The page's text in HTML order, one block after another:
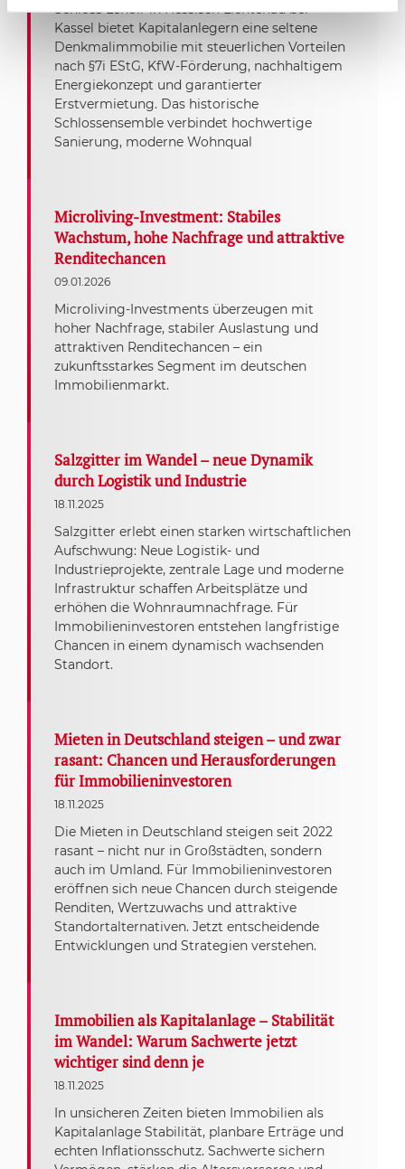
Schloss Lenoir in Hessisch Lichtenau bei
Kassel bietet Kapitalanlegern eine seltene
Denkmalimmobilie mit steuerlichen Vorteilen
nach §7i EStG, KfW-Förderung, nachhaltigem
Energiekonzept und garantierter
Erstvermietung. Das historische
Schlossensemble verbindet hochwertige
Sanierung, moderne Wohnqual
Microliving-Investment: Stabiles
Wachstum, hohe Nachfrage und attraktive
Renditechancen
09.01.2026
Microliving-Investments überzeugen mit
hoher Nachfrage, stabiler Auslastung und
attraktiven Renditechancen – ein
zukunftsstarkes Segment im deutschen
Immobilienmarkt.
Salzgitter im Wandel – neue Dynamik
durch Logistik und Industrie
18.11.2025
Salzgitter erlebt einen starken wirtschaftlichen
Aufschwung: Neue Logistik- und
Industrieprojekte, zentrale Lage und moderne
Infrastruktur schaffen Arbeitsplätze und
erhöhen die Wohnraumnachfrage. Für
Immobilieninvestoren entstehen langfristige
Chancen in einem dynamisch wachsenden
Standort.
Mieten in Deutschland steigen – und zwar
rasant: Chancen und Herausforderungen
für Immobilieninvestoren
18.11.2025
Die Mieten in Deutschland steigen seit 2022
rasant – nicht nur in Großstädten, sondern
auch im Umland. Für Immobilieninvestoren
eröffnen sich neue Chancen durch steigende
Renditen, Wertzuwachs und attraktive
Standortalternativen. Jetzt entscheidende
Entwicklungen und Strategien verstehen.
Immobilien als Kapitalanlage – Stabilität
im Wandel: Warum Sachwerte jetzt
wichtiger sind denn je
18.11.2025
In unsicheren Zeiten bieten Immobilien als
Kapitalanlage Stabilität, planbare Erträge und
echten Inflationsschutz. Sachwerte sichern